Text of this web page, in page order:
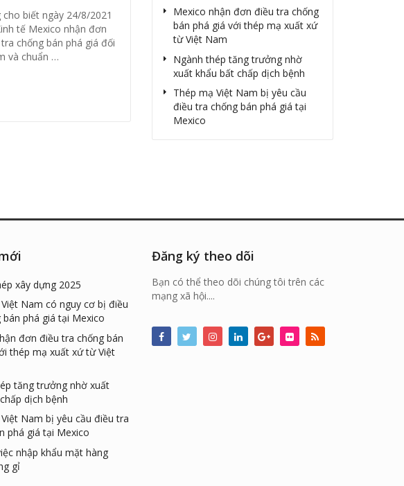
biết ngày 24/8/2021
tế Mexico nhận đơn
chống bán phá giá đối
và chuẩn …
Mexico nhận đơn điều tra chống
bán phá giá với thép mạ xuất xứ
từ Việt Nam
Ngành thép tăng trưởng nhờ
xuất khẩu bất chấp dịch bệnh
Thép mạ Việt Nam bị yêu cầu
điều tra chống bán phá giá tại
Mexico
xây dựng 2025
Nam có nguy cơ bị điều
bán phá giá tại Mexico
đơn điều tra chống bán
thép mạ xuất xứ từ Việt
tăng trưởng nhờ xuất
dịch bệnh
Nam bị yêu cầu điều tra
phá giá tại Mexico
nhập khẩu mặt hàng
gỉ
Đăng ký theo dõi
Bạn có thể theo dõi chúng tôi trên các
mạng xã hội....